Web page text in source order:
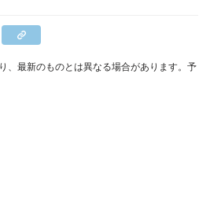
、最新のものとは異なる場合があります。予